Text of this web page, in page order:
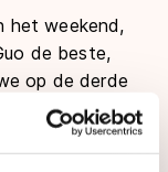
het weekend,
de beste,
op de derde
was die plek
werd in het